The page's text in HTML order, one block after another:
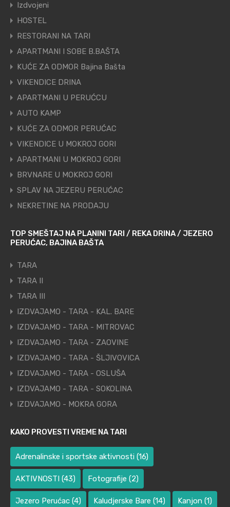
Izdvojeni
HOSTEL
RESTORANI NA TARI
APARTMANI I SOBE B.BAŠTA
KUĆE ZA ODMOR Bajina Bašta
VIKENDICE DRINA
APARTMANI U PERUĆCU
AUTO KAMP
KUĆE ZA ODMOR PERUĆAC
VIKENDICE U MOKROJ GORI
APARTMANI U MOKROJ GORI
BRVNARE U MOKROJ GORI
SPLAV NA JEZERU PERUĆAC
NEKRETINE NA PRODAJU
TOP SMEŠTAJ NA PLANINI TARI / REKA DRINA / JEZERO
PERUĆAC, BAJINA BAŠTA
TARA
TARA II
TARA III
IZDVAJAMO - TARA - KAL. BARE
IZDVAJAMO - TARA - MITROVAC
IZDVAJAMO - TARA - ZAOVINE
IZDVAJAMO - TARA - ŠLJIVOVICA
IZDVAJAMO - TARA - OSLUŠA
IZDVAJAMO - TARA - SOKOLINA
IZDVAJAMO - MOKRA GORA
KAKO PROVESTI VREME NA TARI
Adrenalinske i sportske aktivnosti (16)
AKTIVNOSTI (43) Fotografije (2)
Jezero Perućac (4) Kaludjerske Bare (14) Kanjon (1)